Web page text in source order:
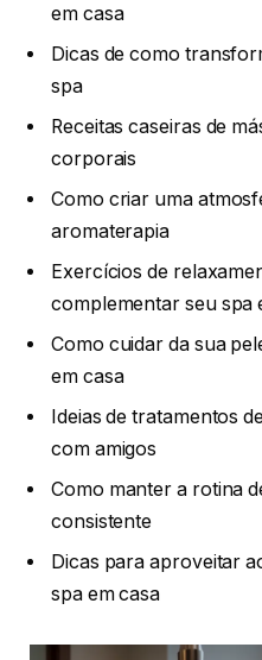
em casa
Dicas de como
spa
Receitas caseiras de
corporais
Como criar uma
aromaterapia
Exercícios de
complementar seu spa
Como cuidar da sua
em casa
Ideias de tratamentos
com amigos
Como manter a rotina
consistente
Dicas para aproveitar
spa em casa